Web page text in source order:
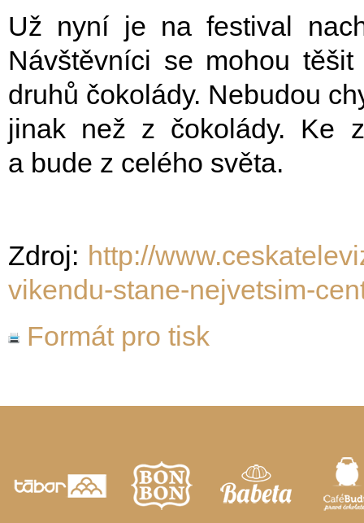
Už nyní je na festival
Návštěvníci se mohou
druhů čokolády. Nebudou
jinak než z čokolády. Ke
a bude z celého světa.
Zdroj: http://
vikendu-stane-nejvetsim-
Formát pro tisk